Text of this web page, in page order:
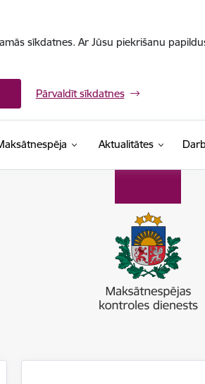
sīkdatnes. Ar Jūsu piekrišanu
Pārvaldīt sīkdatnes
Aktualitātes